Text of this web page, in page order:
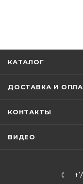
КАТАЛОГ
ДОСТАВКА И
КОНТАКТЫ
ВИДЕО